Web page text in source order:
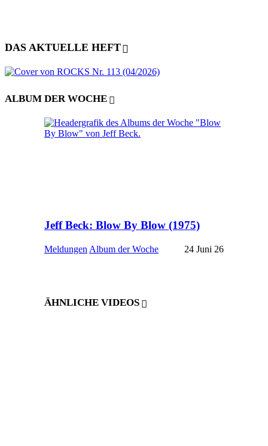
DAS AKTUELLE HEFT
ALBUM DER WOCHE
Jeff Beck: Blow By Blow (1975)
Meldungen Album der Woche 24 Juni 26
ÄHNLICHE VIDEOS